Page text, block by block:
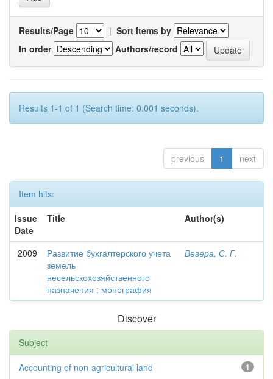
Results/Page | Sort items by
In order
Authors/record
Results 1-1 of 1 (Search time: 0.001 seconds).
previous 1 next
Item hits:
Issue
Date
Title Author(s)
2009
Развитие бухгалтерского учета
земель
несельскохозяйственного
назначения : монография
Вегера, С. Г.
Discover
Subject
1
Accounting of non-agricultural land